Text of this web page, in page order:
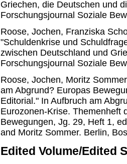
Griechen, die Deutschen und
Forschungsjournal Soziale
Roose, Jochen, Franziska
"Schuldenkrise und
zwischen Deutschland und
Forschungsjournal Soziale
Roose, Jochen, Moritz
am Abgrund? Europas
Editorial." In Aufbruch am
Eurozonen-Krise. Themenheft
Bewegungen, Jg. 29, Heft 1,
and Moritz Sommer. Berlin,
Edited Volume/Edited